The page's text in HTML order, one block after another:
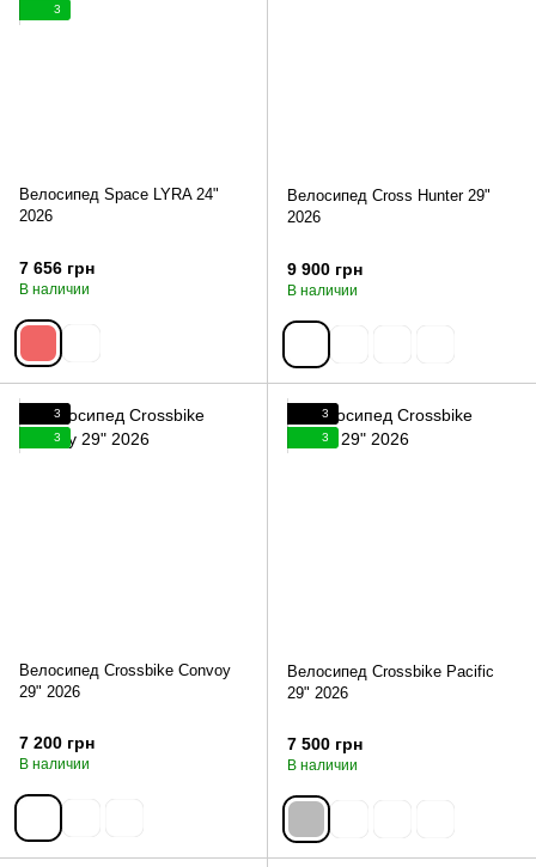
3
Велосипед Space LYRA 24"
2026
7 656 грн
В наличии
Велосипед Cross Hunter 29"
2026
9 900 грн
В наличии
3
3
Велосипед Crossbike Convoy
29" 2026
7 200 грн
В наличии
3
3
Велосипед Crossbike Pacific
29" 2026
7 500 грн
В наличии